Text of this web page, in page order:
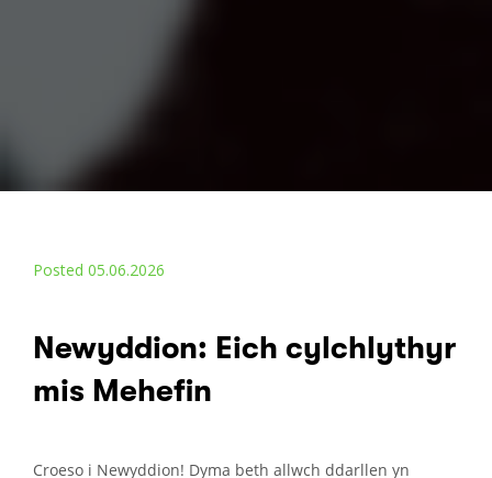
Posted 05.06.2026
Newyddion: Eich cylchlythyr
mis Mehefin
Croeso i Newyddion! Dyma beth allwch ddarllen yn